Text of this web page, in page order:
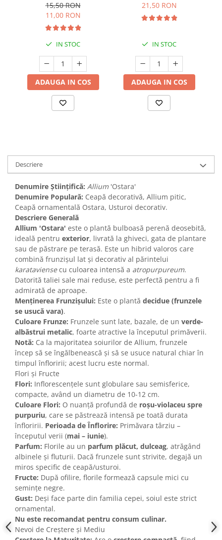
15,50 RON
11,00 RON
IN STOC
ADAUGA IN COS
21,50 RON
IN STOC
ADAUGA IN COS
Descriere
Denumire Științifică: Allium 'Ostara'
Denumire Populară: Ceapă decorativă, Allium pitic,
Ceapă ornamentală Ostara, Usturoi decorativ.
Descriere Generală
Allium 'Ostara' este o plantă bulboasă perenă deosebită,
ideală pentru exterior, livrată la ghiveci, gata de plantare
sau de păstrare pe terasă. Este un hibrid valoros care
combină frunzișul lat și decorativ al părintelui
karataviensecu culoarea intensă a atropurpureum.
Datorită taliei sale mai reduse, este perfectă pentru a fi
admirată de aproape.
Menținerea Frunzișului: Este o plantă decidue (frunzele
se usucă vara).
Culoare Frunze: Frunzele sunt late, bazale, de un verde-
albăstrui metalic, foarte atractive la începutul primăverii.
Notă: Ca la majoritatea soiurilor de Allium, frunzele
încep să se îngălbenească și să se usuce natural chiar în
timpul înfloririi; acest lucru este normal.
Flori și Fructe
Flori: Inflorescențele sunt globulare sau semisferice,
compacte, având un diametru de 10-12 cm.
Culoare Flori: O nuanță profundă de roșu-violaceu spre
purpuriu, care se păstrează intensă pe toată durata
înfloririi. Perioada de Înflorire: Primăvara târziu –
începutul verii (mai – iunie).
Parfum: Florile au un parfum plăcut, dulceag, atrăgând
albinele și fluturii. Dacă frunzele sunt strivite, degajă un
miros specific de ceapă/usturoi.
Fructe: După ofilire, florile formează capsule mici cu
semințe negre.
Gust: Deși face parte din familia cepei, soiul este strict
ornamental.
Nu este recomandat pentru consum culinar.
Nevoi de Creștere și Mediu